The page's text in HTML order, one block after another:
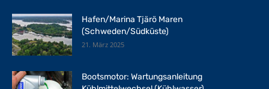
Hafen/Marina Tjärö Maren
(Schweden/Südküste)
21. März 2025
Bootsmotor: Wartungsanleitung